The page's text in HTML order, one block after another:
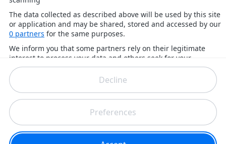
10 avantages à être petite
12 signes astrologiques du meilleur au pire
Es-tu un beauf ? Faire le test